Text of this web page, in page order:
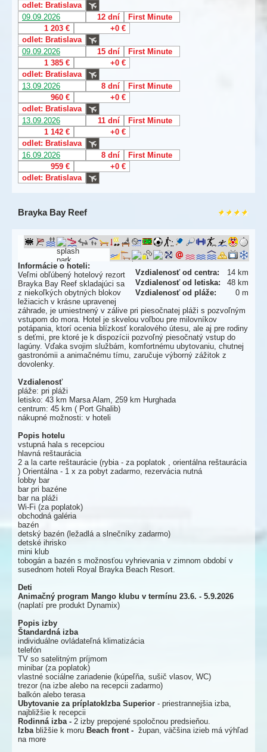
odlet: Bratislava
09.09.2026
12 dní
First Minute
1 203 €
+0 €
odlet: Bratislava
09.09.2026
15 dní
First Minute
1 385 €
+0 €
odlet: Bratislava
13.09.2026
8 dní
First Minute
960 €
+0 €
odlet: Bratislava
13.09.2026
11 dní
First Minute
1 142 €
+0 €
odlet: Bratislava
16.09.2026
8 dní
First Minute
959 €
+0 €
odlet: Bratislava
Brayka Bay Reef
Vzdialenosť od centra:
14 km
Vzdialenosť od letiska:
48 km
Vzdialenosť od pláže:
0 m
Informácie o hoteli:
Veľmi obľúbený hotelový rezort
Brayka Bay Reef skladajúci sa
z niekoľkých obytných blokov
ležiacich v krásne upravenej
záhrade, je umiestnený v zálive pri piesočnatej pláži s pozvoľným
vstupom do mora. Hotel je skvelou voľbou pre milovníkov
potápania, ktorí ocenia blízkosť koralového útesu, ale aj pre rodiny
s deťmi, pre ktoré je k dispozícii pozvoľný piesočnatý vstup do
lagúny. Vďaka svojim službám, komfortnému ubytovaniu, chutnej
gastronómii a animačnému tímu, zaručuje výborný zážitok z
dovolenky.
Vzdialenosť
pláže: pri pláži
letisko: 43 km Marsa Alam, 259 km Hurghada
centrum: 45 km ( Port Ghalib)
nákupné možnosti: v hoteli
Popis hotelu
vstupná hala s recepciou
hlavná reštaurácia
2 a la carte reštaurácie (rybia - za poplatok , orientálna reštaurácia
) Orientálna - 1 x za pobyt zadarmo, rezervácia nutná
lobby bar
bar pri bazéne
bar na pláži
Wi-Fi (za poplatok)
obchodná galéria
bazén
detský bazén (ležadlá a slnečníky zadarmo)
detské ihrisko
mini klub
tobogán a bazén s možnosťou vyhrievania v zimnom období v
susednom hoteli Royal Brayka Beach Resort.
Deti
Animačný program Mango klubu v termínu 23.6. - 5.9.2026
(naplatí pre produkt Dynamix)
Popis izby
Štandardná izba
individuálne ovládateľná klimatizácia
telefón
TV so satelitným príjmom
minibar (za poplatok)
vlastné sociálne zariadenie (kúpeľňa, sušič vlasov, WC)
trezor (na izbe alebo na recepcii zadarmo)
balkón alebo terasa
Ubytovanie za príplatok Izba Superior - priestrannejšia izba,
najbližšie k recepcii
Rodinná izba - 2 izby prepojené spoločnou predsieňou.
Izbabližšie k moru Beach front - župan, väčšina izieb má výhľad
na more